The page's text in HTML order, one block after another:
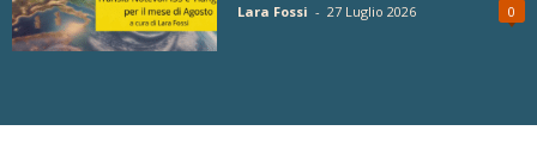
Lara Fossi - 27 Luglio 2026 0